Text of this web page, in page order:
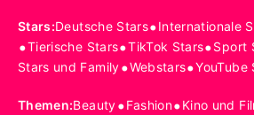
Stars:Deutsche Stars•Internationale
•Tierische Stars•TikTok Stars•Sport
Stars und Family•Webstars•YouTube
Themen:Beauty•Fashion•Kino und